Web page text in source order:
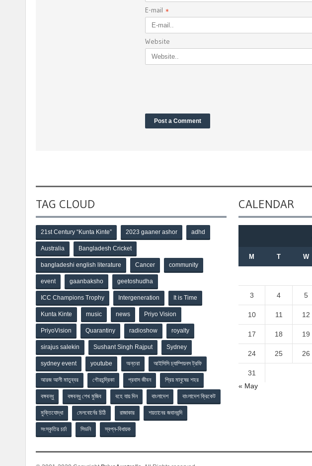
E-mail *
Website
TAG CLOUD
21st Century “Kunta Kinte” 2023 gaaner ashor adhd
Australia Bangladesh Cricket
bangladeshi english literature Cancer community
event gaanbaksho geetoshudha
ICC Champions Trophy Intergeneration It is Time
Kunta Kinte music news Priyo Vision
PriyoVision Quarantiny radioshow royalty
sirajus salekin Sushant Singh Rajput Sydney
sydney event youtube অন্তরা আইসিসি চ্যাম্পিয়নস ট্রফি
আরজ আলী মাতুব্বর গৌরচন্দ্রিকা প্রবাস জীবন প্রিয় মানুষের শহর
বঙ্গবন্ধু বঙ্গবন্ধু শেখ মুজিব বহে যায় দিন বাংলাদেশ বাংলাদেশ ক্রিকেট
মুক্তিযোদ্ধা মেলবোর্নের চিঠি রাজাকার শয়তানের জবানবন্দি
সংস্কৃতির চর্চা সিডনি স্বপ্ন-বিধায়ক
CALENDAR
M T W
3 4 5
10 11 12
17 18 19
24 25 26
31
« May